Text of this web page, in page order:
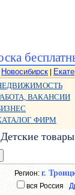
Новосибирск
ВАКАНСИИ
ФИРМ
Регион: г.
вся Россия